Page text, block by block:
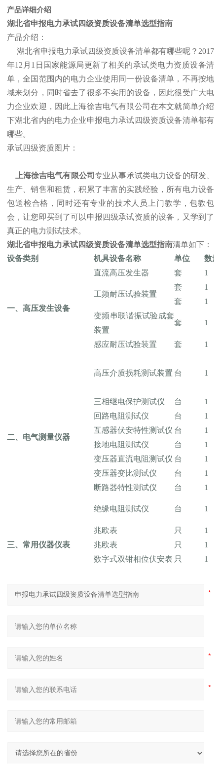
产品详细介绍
湖北省申报电力承试四级资质设备清单选型指南
产品介绍：
湖北省申报电力承试四级资质设备清单都有哪些呢？2017
年12月1日国家能源局更新了相关的承试类电力资质设备清
单，全国范围内的电力企业使用同一份设备清单，不再按地
域来划分，同时省去了很多不实用的设备，因此很受广大电
力企业欢迎，因此上海徐吉电气有限公司在本文就简单介绍
下湖北省内的电力企业申报电力承试四级资质设备清单都有
哪些。
承试四级资质图片：
上海徐吉电气有限公司专业从事承试类电力设备的研发、
生产、销售和租赁，积累了丰富的实践经验，所有电力设备
包送检合格，同时还有专业的技术人员上门教学，包教包
会，让您即买到了可以申报四级承试资质的设备，又学到了
真正的电力测试技术。
湖北省申报电力承试四级资质设备清单选型指南清单如下：
设备类别
机具设备名称 单位 数量
一、高压发生设备
直流高压发生器 套 1
工频耐压试验装置
套
1
套
1
变频串联谐振试验成套
装置
套 1
感应耐压试验装置 套 1
二、电气测量仪器
高压介质损耗测试装置 台 1
三相继电保护测试仪 台
1
回路电阻测试仪
台
1
互感器伏安特性测试仪 台
1
接地电阻测试仪
台
1
变压器直流电阻测试仪 台
1
变压器变比测试仪
台
1
断路器特性测试仪
台 1
绝缘电阻测试仪 台 1
三、常用仪器仪表
兆欧表 只
1
兆欧表
只
1
数字式双钳相位伏安表 只 1